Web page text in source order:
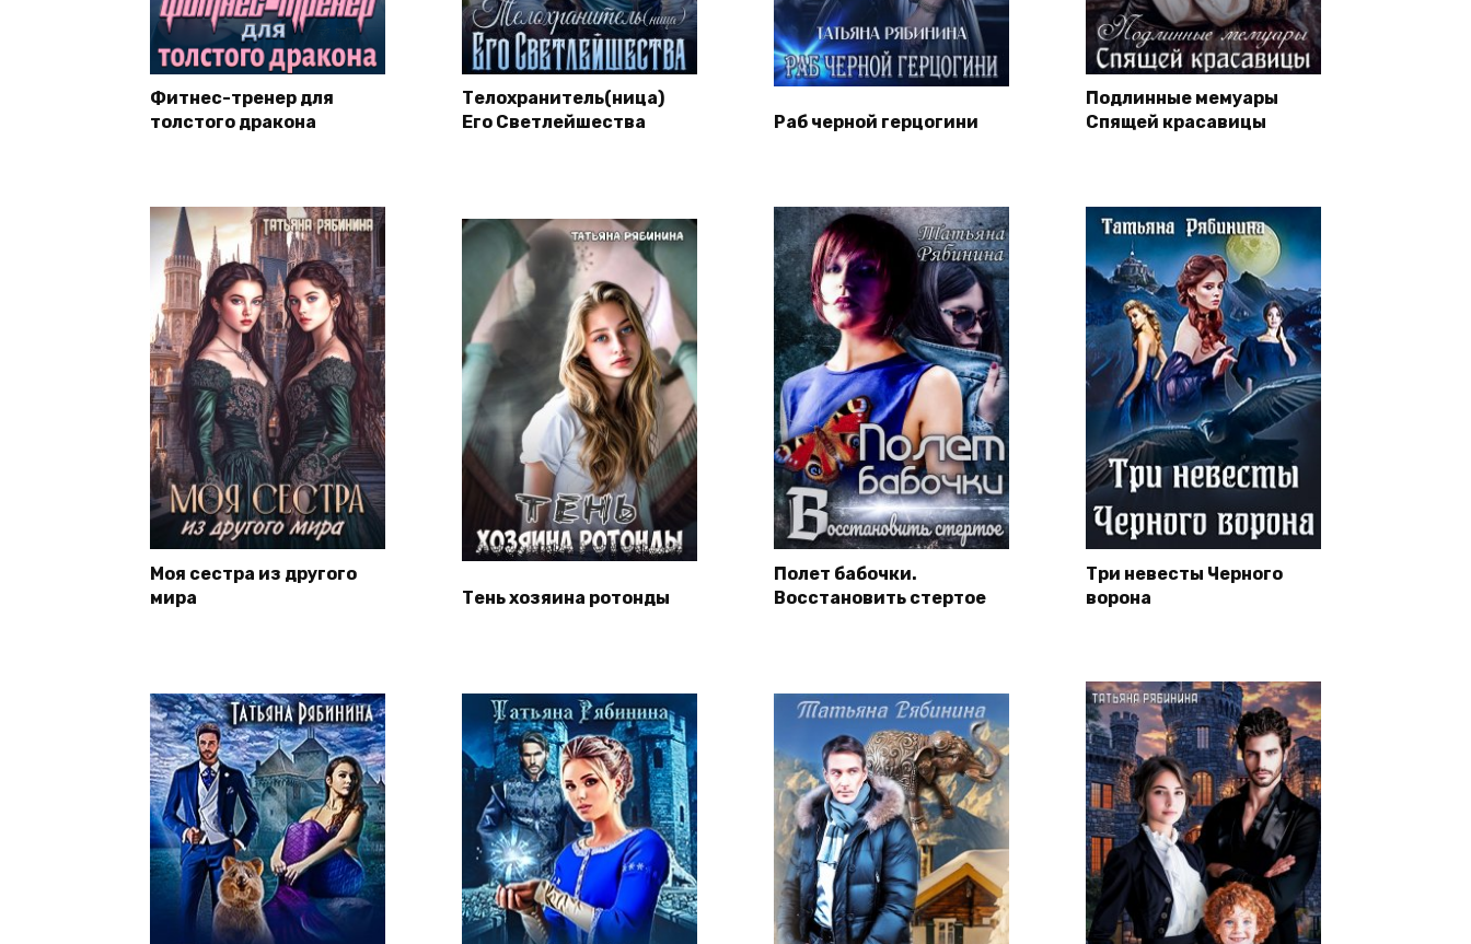
Фитнес-тренер для
толстого дракона
Телохранитель(ница)
Его Светлейшества
Раб черной герцогини
Подлинные мемуары
Спящей красавицы
Моя сестра из другого
мира
Тень хозяина ротонды
Полет бабочки.
Восстановить стертое
Три невесты Черного
ворона